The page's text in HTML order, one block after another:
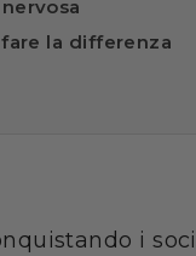
la differenza
i